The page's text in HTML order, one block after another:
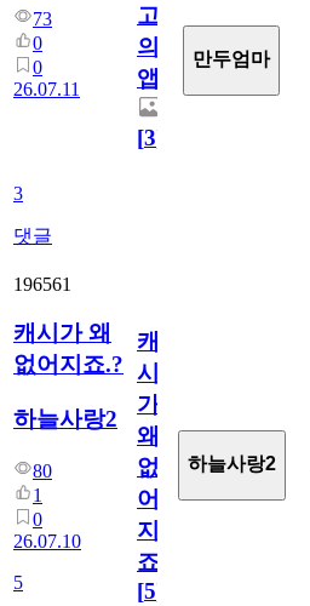
73
0
0
26.07.11
3
댓글
고
의
앱.
[3]
만두엄마
196561
캐시가 왜
없어지죠.?
하늘사랑2
80
1
0
26.07.10
5
캐
시
가
왜
없
어
지
죠.?
[5]
하늘사랑2